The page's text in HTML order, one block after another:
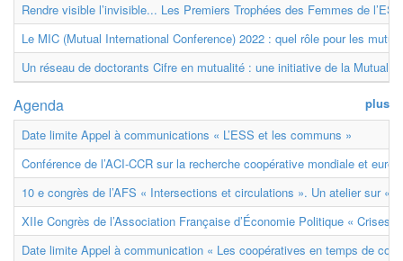
Rendre visible l’invisible... Les Premiers Trophées des Femmes de
Le MIC (Mutual International Conference) 2022 : quel rôle pour les
Un réseau de doctorants Cifre en mutualité : une initiative de la
plus
Agenda
Date limite Appel à communications « L’ESS et les communs »
Conférence de l’ACI-CCR sur la recherche coopérative mondiale et
10 e congrès de l’AFS « Intersections et circulations ». Un atelier sur «
XIIe Congrès de l’Association Française d’Économie Politique « Crises
Date limite Appel à communication « Les coopératives en temps de